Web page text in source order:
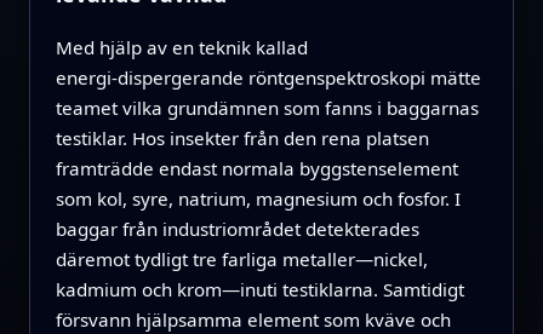
Med hjälp av en teknik kallad
energi‑dispergerande röntgenspektroskopi mätte
teamet vilka grundämnen som fanns i baggarnas
testiklar. Hos insekter från den rena platsen
framträdde endast normala byggstenselement
som kol, syre, natrium, magnesium och fosfor. I
baggar från industriområdet detekterades
däremot tydligt tre farliga metaller—nickel,
kadmium och krom—inuti testiklarna. Samtidigt
försvann hjälpsamma element som kväve och